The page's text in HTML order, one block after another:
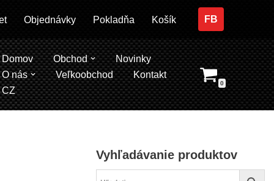
Objednávky Pokladňa Košík FB
Domov Obchod
Novinky
O nás
Veľkoobchod
Kontakt
CZ
0
Vyhľadávanie produktov